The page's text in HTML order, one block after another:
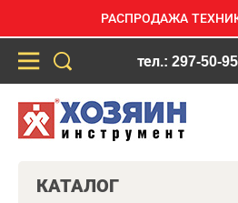
РАСПРОДАЖА
тел.: 297-50-95
КАТАЛОГ